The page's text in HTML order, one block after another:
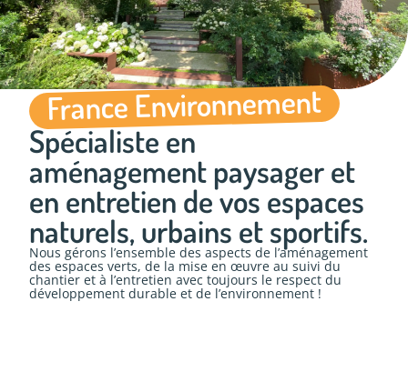
France Environnement
Spécialiste en
aménagement paysager et
en entretien de vos espaces
naturels, urbains et sportifs.
Nous gérons l’ensemble des aspects de l’aménagement
des espaces verts, de la mise en œuvre au suivi du
chantier et à l’entretien avec toujours le respect du
développement durable et de l’environnement !